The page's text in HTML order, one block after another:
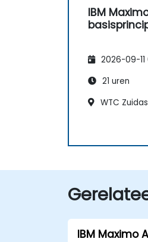
IBM
2026-09-11
21 uren
WTC Zuidas
IBM Maximo